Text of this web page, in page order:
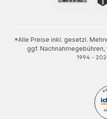
*Alle Preise inkl. gesetzl.
ggf.
1994 -